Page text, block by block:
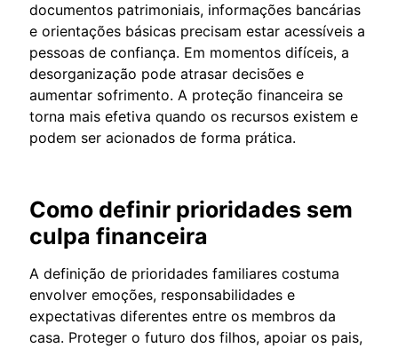
documentos patrimoniais, informações bancárias
e orientações básicas precisam estar acessíveis a
pessoas de confiança. Em momentos difíceis, a
desorganização pode atrasar decisões e
aumentar sofrimento. A proteção financeira se
torna mais efetiva quando os recursos existem e
podem ser acionados de forma prática.
Como definir prioridades sem
culpa financeira
A definição de prioridades familiares costuma
envolver emoções, responsabilidades e
expectativas diferentes entre os membros da
casa. Proteger o futuro dos filhos, apoiar os pais,